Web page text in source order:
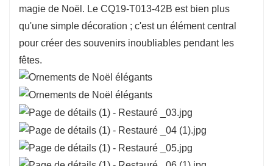
rend idéal pour les thèmes de Noël traditionnels
comme pour les décorations contemporaines.
magie de Noël. Le CQ19-T013-42B est bien plus
qu'une simple décoration ; c'est un élément central
pour créer des souvenirs inoubliables pendant les
fêtes.